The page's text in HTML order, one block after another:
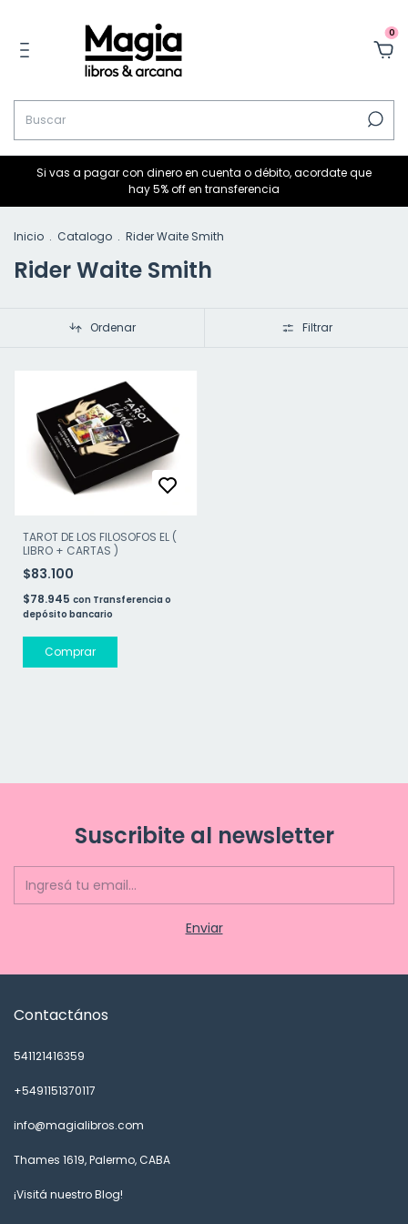
0
Si vas a pagar con dinero en cuenta o débito, acordate que
hay 5% off en transferencia
Inicio . Catalogo . Rider Waite Smith
Rider Waite Smith
Ordenar Filtrar
TAROT DE LOS FILOSOFOS EL (
LIBRO + CARTAS )
$83.100
$78.945 con Transferencia o
depósito bancario
Suscribite al newsletter
Contactános
541121416359
+5491151370117
info@magialibros.com
Thames 1619, Palermo, CABA
¡Visitá nuestro Blog!